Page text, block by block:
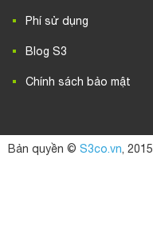
Phí sử dụng
Blog S3
Chính sách bảo mật
Bản quyền © S3co.vn, 2015